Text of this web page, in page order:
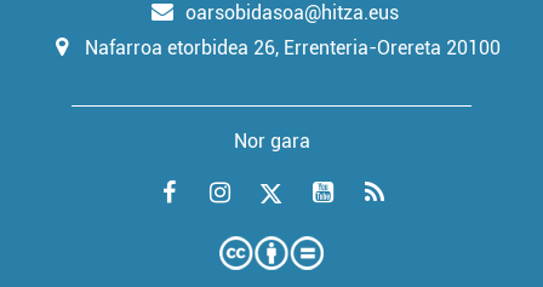
oarsobidasoa@hitza.eus
Nafarroa etorbidea 26, Errenteria-Orereta 20100
Nor gara